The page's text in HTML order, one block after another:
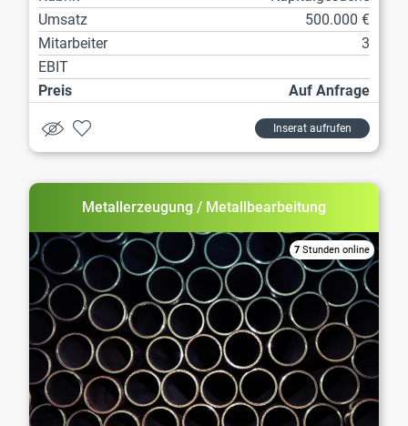
Umsatz
500.000 €
Mitarbeiter
3
EBIT
Preis
Auf Anfrage
Inserat aufrufen
Metallerzeugung / Metallbearbeitung
7 Stunden online